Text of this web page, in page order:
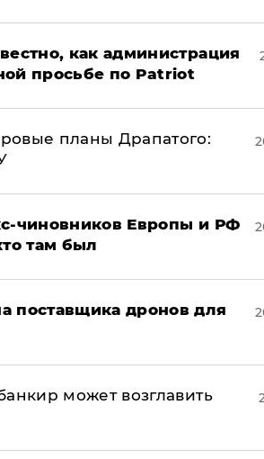
как администрация
просьбе по Patriot
планы Драпатого:
чиновников Европы и РФ
там был
поставщика дронов для
может возглавить